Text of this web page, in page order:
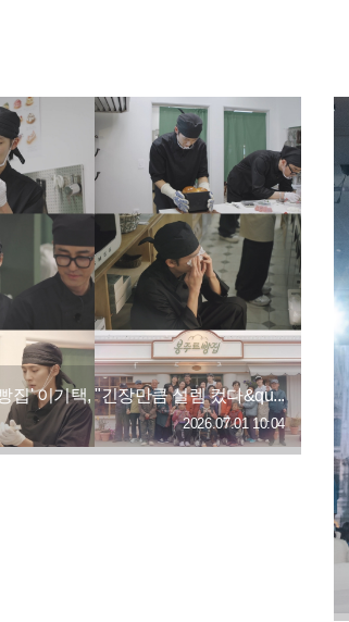
집' 이기택, "긴장만큼 설렘 컸다&qu...
2026.07.01 10:04